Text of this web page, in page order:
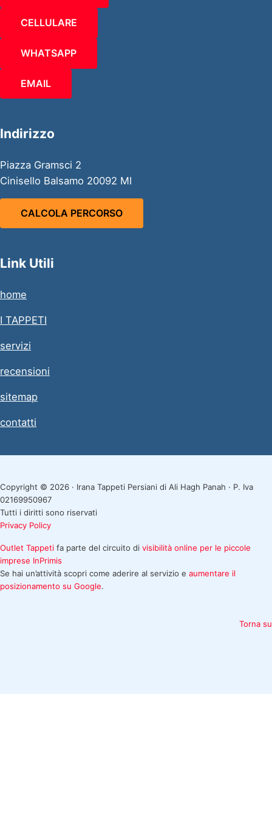
CELLULARE
WHATSAPP
EMAIL
Indirizzo
Piazza Gramsci 2
Cinisello Balsamo 20092 MI
CALCOLA PERCORSO
Link Utili
home
I TAPPETI
servizi
recensioni
sitemap
contatti
Copyright © 2026 · Irana Tappeti Persiani di Ali Hagh Panah · P. Iva
02169950967
Tutti i diritti sono riservati
Privacy Policy
Outlet Tappeti fa parte del circuito divisibilità online per le piccole
imprese InPrimis
Se hai un’attività scopri come aderire al servizio eaumentare il
posizionamento su Google.
Torna su